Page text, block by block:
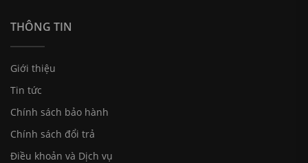
THÔNG TIN
Giới thiệu
Tin tức
Chính sách bảo hành
Chính sách đổi trả
Điều khoản và Dịch vụ